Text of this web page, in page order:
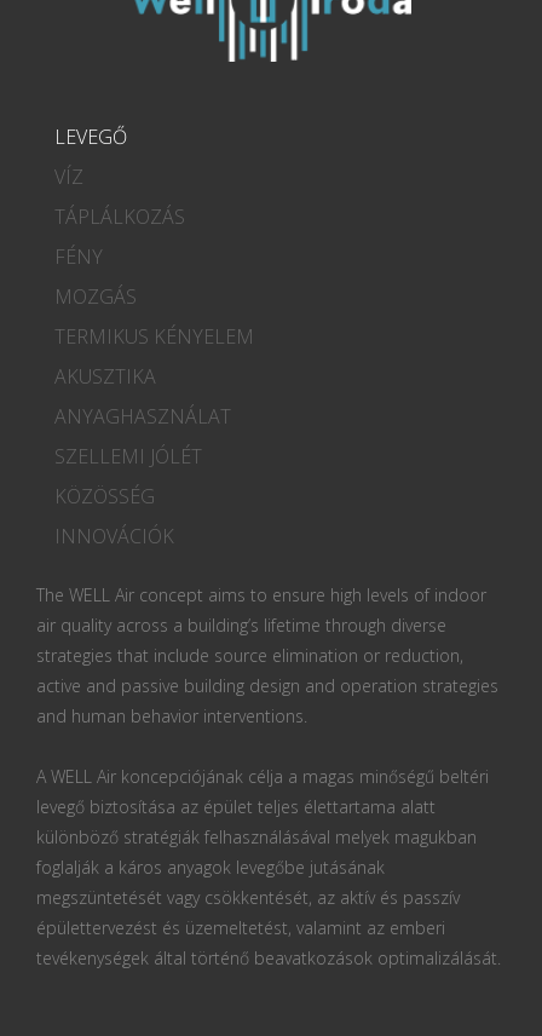
LEVEGŐ
VÍZ
TÁPLÁLKOZÁS
FÉNY
MOZGÁS
TERMIKUS KÉNYELEM
AKUSZTIKA
ANYAGHASZNÁLAT
SZELLEMI JÓLÉT
KÖZÖSSÉG
INNOVÁCIÓK
The WELL Air concept aims to ensure high levels of indoor
air quality across a building’s lifetime through diverse
strategies that include source elimination or reduction,
active and passive building design and operation strategies
and human behavior interventions.
A WELL Air koncepciójának célja a magas minőségű beltéri
levegő biztosítása az épület teljes élettartama alatt
különböző stratégiák felhasználásával melyek magukban
foglalják a káros anyagok levegőbe jutásának
megszüntetését vagy csökkentését, az aktív és passzív
épülettervezést és üzemeltetést, valamint az emberi
tevékenységek által történő beavatkozások optimalizálását.